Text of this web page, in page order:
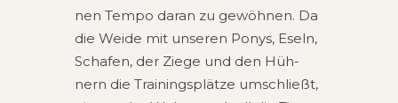
nen Tempo daran zu gewöh­nen. Da
die Weide mit unse­ren Ponys, Eseln,
Scha­fen, der Ziege und den Hüh­
nern die Trai­nings­plät­ze umschließt,